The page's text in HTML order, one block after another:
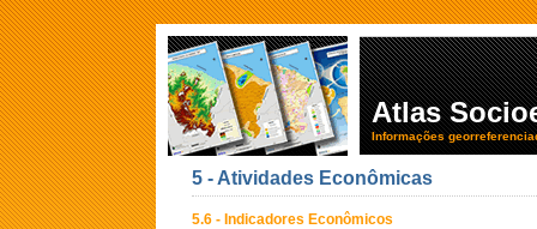
Atlas
Informações
5 - Atividades Econômicas
5.6 - Indicadores Econômicos